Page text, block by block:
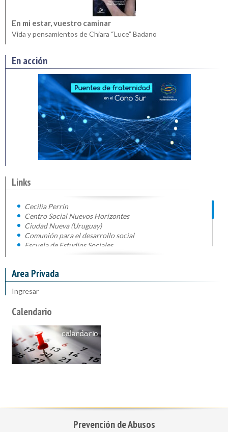
En mi estar, vuestro caminar
Vida y pensamientos de Chiara “Luce” Badano
En acción
Links
Cecilia Perrín
Centro Social Nuevos Horizontes
Ciudad Nueva (Uruguay)
Comunión para el desarrollo social
Escuela de Estudios Sociales
Nuevo Sol
Polo Solidaridad (EdC)
Red Universitaria Latinoamericana de Estudios sobre la
Sumá Fraternidad
Area Privada
Ingresar
Calendario
Prevención de Abusos